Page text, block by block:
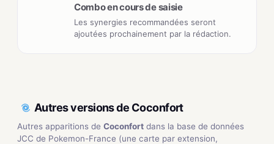
Combo en cours de saisie
Les synergies recommandées seront
ajoutées prochainement par la rédaction.
Autres versions de Coconfort
Autres apparitions de Coconfort dans la base de données
JCC de Pokemon-France (une carte par extension,